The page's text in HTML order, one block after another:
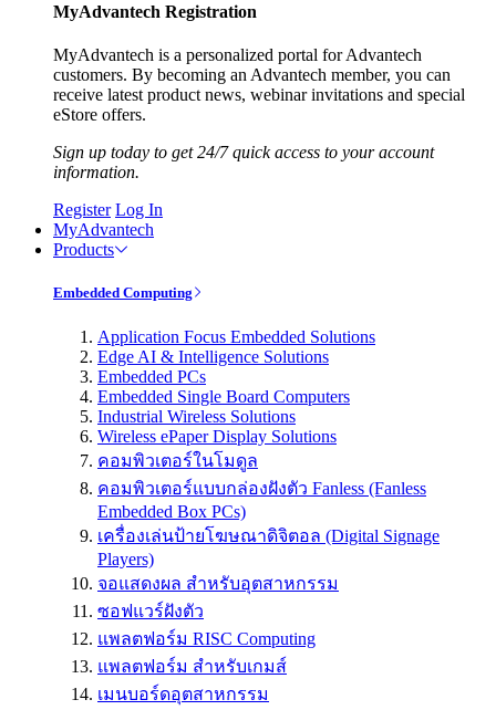
MyAdvantech Registration
MyAdvantech is a personalized portal for Advantech
customers. By becoming an Advantech member, you can
receive latest product news, webinar invitations and special
eStore offers.
Sign up today to get 24/7 quick access to your account
information.
Register Log In
MyAdvantech
Products
Embedded Computing
Application Focus Embedded Solutions
Edge AI & Intelligence Solutions
Embedded PCs
Embedded Single Board Computers
Industrial Wireless Solutions
Wireless ePaper Display Solutions
คอมพิวเตอร์ในโมดูล
คอมพิวเตอร์แบบกล่องฝังตัว Fanless (Fanless
Embedded Box PCs)
เครื่องเล่นป้ายโฆษณาดิจิตอล (Digital Signage
Players)
จอแสดงผล สำหรับอุตสาหกรรม
ซอฟแวร์ฝังตัว
แพลตฟอร์ม RISC Computing
แพลตฟอร์ม สำหรับเกมส์
เมนบอร์ดอุตสาหกรรม